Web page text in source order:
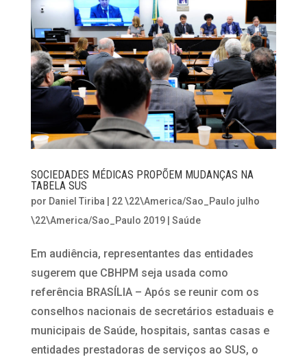
SOCIEDADES MÉDICAS PROPÕEM MUDANÇAS NA
TABELA SUS
por Daniel Tiriba
22 \22\America/Sao_Paulo julho
\22\America/Sao_Paulo 2019| Saúde
Em audiência, representantes das entidades
sugerem que CBHPM seja usada como
referência BRASÍLIA – Após se reunir com os
conselhos nacionais de secretários estaduais e
municipais de Saúde, hospitais, santas casas e
entidades prestadoras de serviços ao SUS, o